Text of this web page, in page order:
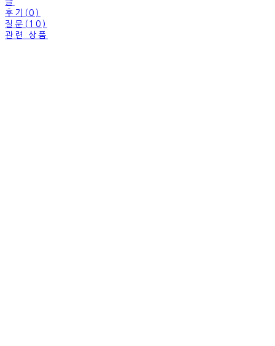
글
후기(0)
질문(10)
관련 상품